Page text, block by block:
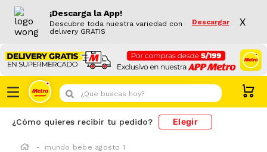
¡Descarga la App!
Descubre toda nuestra variedad con
delivery GRATIS
Descargar X
¿Que buscas hoy?
¿Cómo quieres recibir tu pedido? Elegir
mundo bebe agosto 1